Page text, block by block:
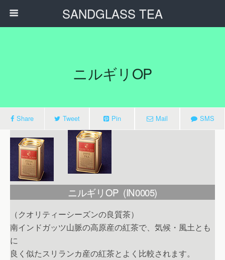
SANDGLASS TEA
ニルギリOP
Share Tweet Pin Mail SMS
ニルギリOP (IN0005)
（クオリティーシーズンの良質茶）
南インドガッツ山脈の高原産の紅茶で、気候・風土とも
に
良く似たスリランカ産の紅茶とよく比較されます。